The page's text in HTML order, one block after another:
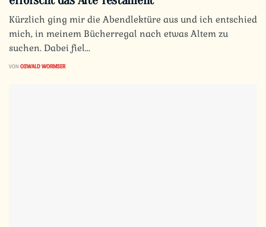
Kürzlich ging mir die Abendlektüre aus und ich entschied
mich, in meinem Bücherregal nach etwas Altem zu
suchen. Dabei fiel...
VON OSWALD WORMSER